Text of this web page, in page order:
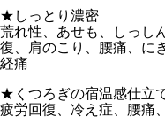
★しっとり濃密
荒れ性、あせも、しっし
復、肩のこり、腰痛、に
経痛
★くつろぎの宿温感仕立
疲労回復、冷え症、腰痛